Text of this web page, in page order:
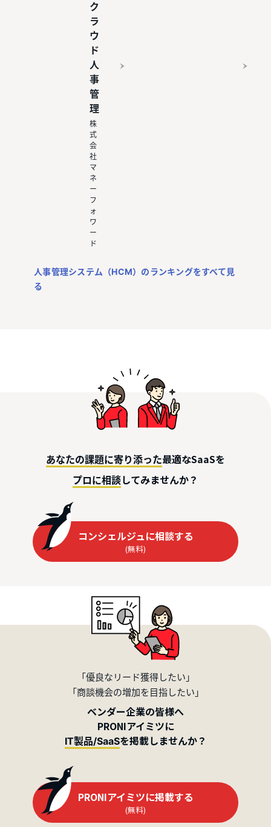
ク
ラ
ウ
ド
人
事
管
理
株
式
会
社
マ
ネ
ー
フ
ォ
ワ
ー
ド
人事管理システム（HCM）のランキングをすべて見
る
あなたの課題に寄り添った最適なSaaSを
プロに相談してみませんか？
コンシェルジュに相談する
(無料)
「優良なリード獲得したい」
「商談機会の増加を目指したい」
ベンダー企業の皆様へ
PRONIアイミツに
IT製品/SaaSを掲載しませんか？
PRONIアイミツに掲載する
(無料)